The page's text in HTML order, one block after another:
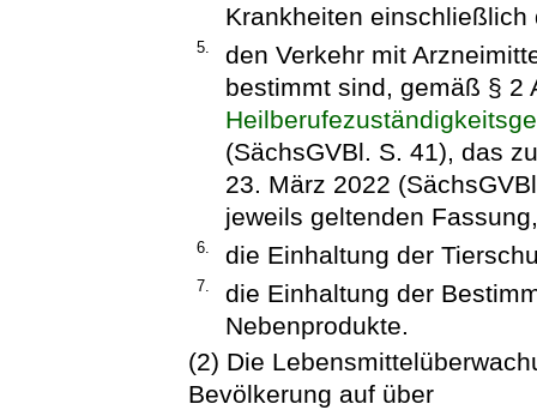
Krankheiten
5.
den Verkehr mit
bestimmt sind, gemäß § 2
(SächsGVBl. S. 41), das
23. März 2022
jeweils geltenden Fassung,
6. die Einhaltung der
7.
die Einhaltung der
Nebenprodukte.
(2) Die
Bevölkerung auf über